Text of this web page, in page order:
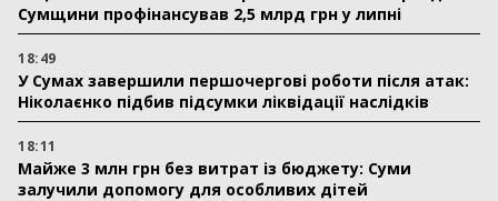
Сумщини профінансував 2,5 млрд грн у липні
18:49
У Сумах завершили першочергові роботи після атак:
Ніколаєнко підбив підсумки ліквідації наслідків
18:11
Майже 3 млн грн без витрат із бюджету: Суми
залучили допомогу для особливих дітей